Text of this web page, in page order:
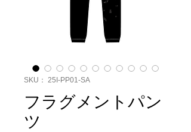
SKU： 25I-PP01-SA
フラグメントパン
ツ